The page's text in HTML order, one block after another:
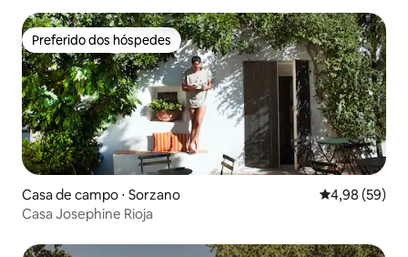
Preferido dos hóspedes
Preferido dos hóspedes
Casa de campo ⋅ Sorzano 4,98 de uma
4,98 (59)
Casa Josephine Rioja